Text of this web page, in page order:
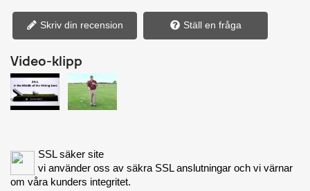
Skriv din recension Ställ en fråga
Video-klipp
SSL säker site
vi använder oss av säkra SSL anslutningar och vi värnar
om våra kunders integritet.